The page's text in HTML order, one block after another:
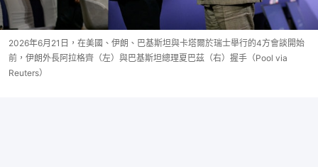
2026年6月21日，在美國、伊朗、巴基斯坦與卡塔爾於瑞士舉行的4方會談開始
前，伊朗外長阿拉格齊（左）與巴基斯坦總理夏巴茲（右）握手（Pool via
Reuters）